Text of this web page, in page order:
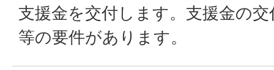
支援金を交付します。支援金の
等の要件があります。